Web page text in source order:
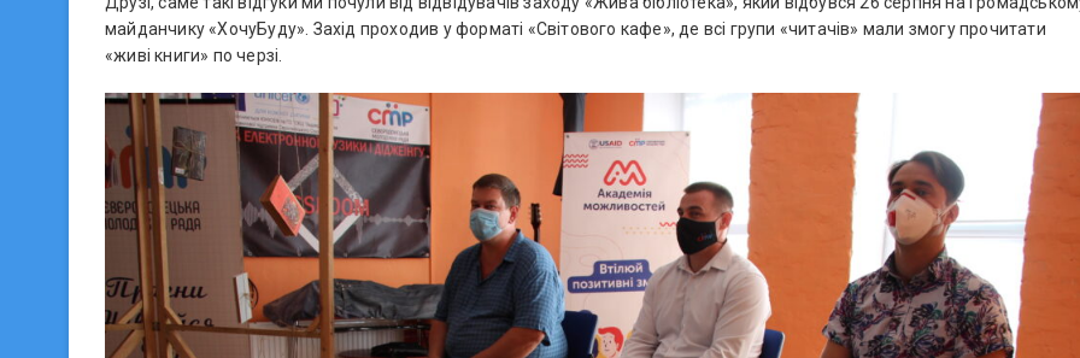
майданчику «ХочуБуду». Захід проходив у форматі «Світового кафе», де всі групи «читачів» мали змогу прочитати
«живі книги» по черзі.